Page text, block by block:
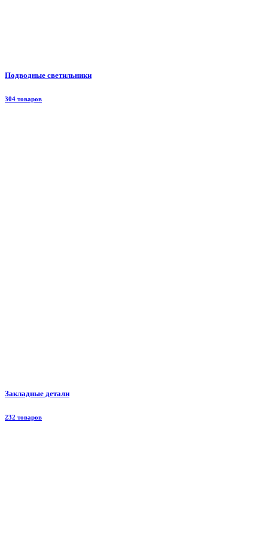
Подводные светильники
304 товаров
Закладные детали
232 товаров